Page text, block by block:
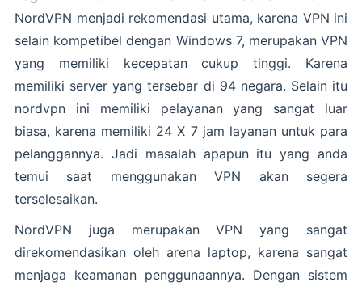
NordVPN menjadi rekomendasi utama, karena VPN ini
selain kompetibel dengan Windows 7, merupakan VPN
yang memiliki kecepatan cukup tinggi. Karena
memiliki server yang tersebar di 94 negara. Selain itu
nordvpn ini memiliki pelayanan yang sangat luar
biasa, karena memiliki 24 X 7 jam layanan untuk para
pelanggannya. Jadi masalah apapun itu yang anda
temui saat menggunakan VPN akan segera
terselesaikan.
NordVPN juga merupakan VPN yang sangat
direkomendasikan oleh arena laptop, karena sangat
menjaga keamanan penggunaannya. Dengan sistem